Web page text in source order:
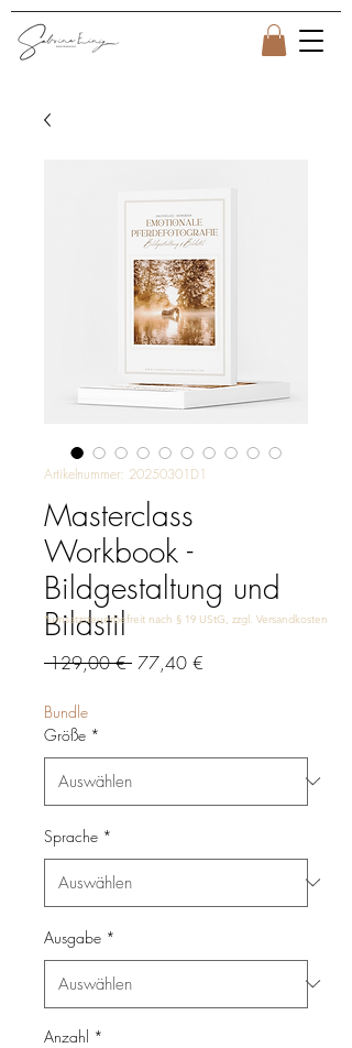
Artikelnummer: 20250301D1
Masterclass
Workbook -
Bildgestaltung und
Bildstil
129,00 € Standardpreis
77,40 €
Bundle
Größe *
Sprache *
Ausgabe *
Anzahl *
*umsatzsteuerbefreit nach § 19 UStG, zzgl. Versandkosten